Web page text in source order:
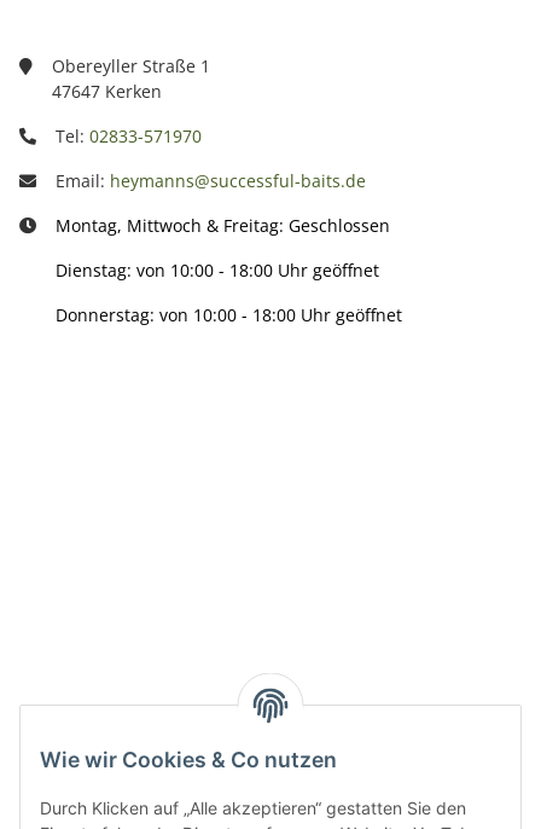
Wie wir Cookies & Co nutzen
Durch Klicken auf „Alle akzeptieren“ gestatten Sie den
Obereyller Straße 1
47647 Kerken
Tel: 02833-571970
Email: heymanns@successful-baits.de
Montag, Mittwoch & Freitag: Geschlossen
Dienstag: von 10:00 - 18:00 Uhr geöffnet
Donnerstag: von 10:00 - 18:00 Uhr geöffnet